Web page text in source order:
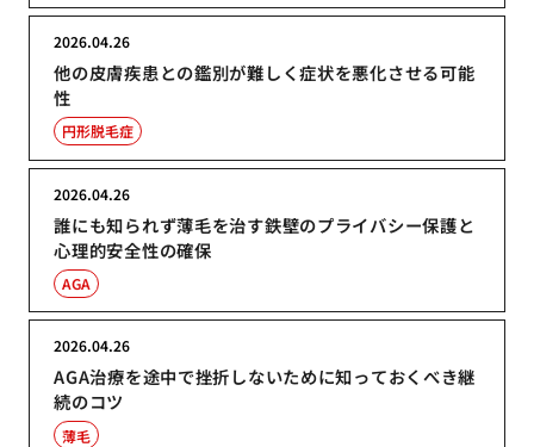
他の皮膚疾患との鑑別が難しく症状を悪化させる可能
性
2026.04.26
円形脱毛症
誰にも知られず薄毛を治す鉄壁のプライバシー保護と
心理的安全性の確保
2026.04.26
AGA
AGA治療を途中で挫折しないために知っておくべき継
続のコツ
2026.04.26
薄毛